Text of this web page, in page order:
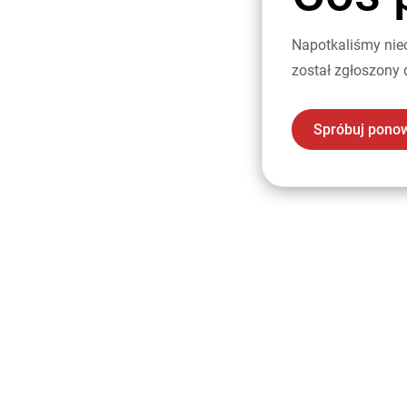
Napotkaliśmy
został zgłoszony
Spróbuj